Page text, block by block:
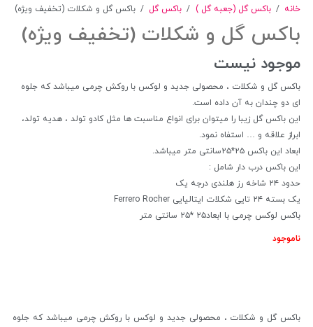
خانه / باکس گل (جعبه گل ) / باکس گل / باکس گل و شکلات (تخفیف ویژه)
باکس گل و شکلات (تخفیف ویژه)
موجود نیست
باکس گل و شکلات ، محصولی جدید و لوکس با روکش چرمی میباشد که جلوه
ای دو چندان به آن داده است.
این باکس گل زیبا را میتوان برای انواع مناسبت ها مثل کادو تولد ، هدیه تولد،
ابراز علاقه و … استفاه نمود.
ابعاد این باکس ۲۵*۲۵سانتی متر میباشد.
این باکس درب دار شامل :
حدود ۲۴ شاخه رز هلندی درجه یک
یک بسته ۲۴ تایی شکلات ایتالیایی Ferrero Rocher
باکس لوکس چرمی با ابعاد۲۵ *۲۵ سانتی متر
ناموجود
باکس گل و شکلات ، محصولی جدید و لوکس با روکش چرمی میباشد که جلوه